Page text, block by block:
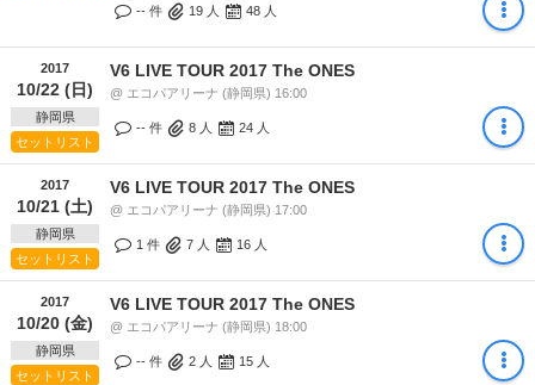
-- 件 19 人 48 人
2017
10/22 (日)
静岡県
セットリスト
V6 LIVE TOUR 2017 The ONES
@ エコパアリーナ (静岡県) 16:00
-- 件 8 人 24 人
2017
10/21 (土)
静岡県
セットリスト
V6 LIVE TOUR 2017 The ONES
@ エコパアリーナ (静岡県) 17:00
1 件 7 人 16 人
2017
10/20 (金)
静岡県
セットリスト
V6 LIVE TOUR 2017 The ONES
@ エコパアリーナ (静岡県) 18:00
-- 件 2 人 15 人